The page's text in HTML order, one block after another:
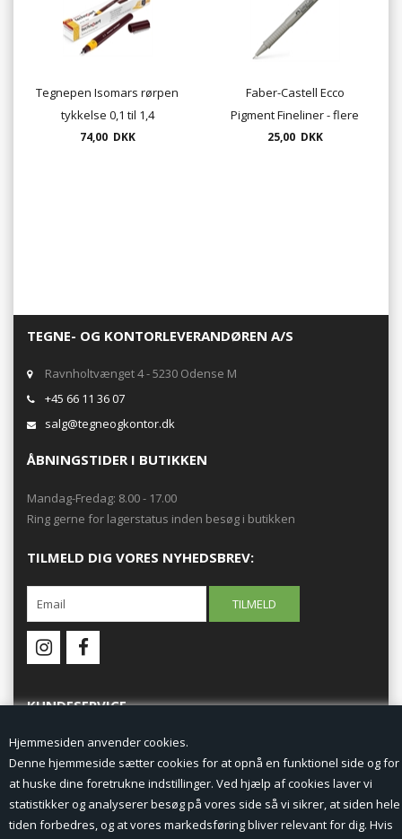
Hjemmesiden anvender cookies.
Denne hjemmeside sætter cookies for at opnå en funktionel side og for
at huske dine foretrukne indstillinger. Ved hjælp af cookies laver vi
statistikker og analyserer besøg på vores side så vi sikrer, at siden hele
tiden forbedres, og at vores markedsføring bliver relevant for dig. Hvis
Tegnepen Isomars rørpen
tykkelse 0,1 til 1,4
74,00 DKK
Faber-Castell Ecco
Pigment Fineliner - flere
tykkelser - drawing Pen
25,00 DKK
TEGNE- OG KONTORLEVERANDØREN A/S
Ravnholtvænget 4 - 5230 Odense M
+45 66 11 36 07
salg@tegneogkontor.dk
ÅBNINGSTIDER I BUTIKKEN
Mandag-Fredag: 8.00 - 17.00
Ring gerne for lagerstatus inden besøg i butikken
TILMELD DIG VORES NYHEDSBREV:
KUNDESERVICE
Forside
Min Konto
Nyheder